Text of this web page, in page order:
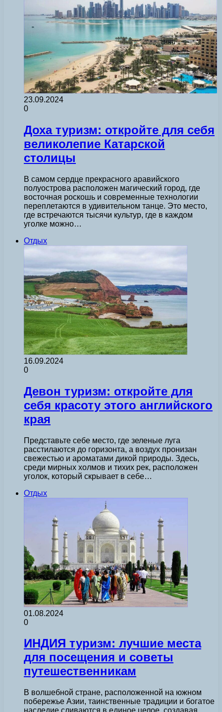
23.09.2024
0
Доха туризм: откройте для себя
великолепие Катарской
столицы
В самом сердце прекрасного аравийского
полуострова расположен магический город, где
восточная роскошь и современные технологии
переплетаются в удивительном танце. Это место,
где встречаются тысячи культур, где в каждом
уголке можно…
Отдых
16.09.2024
0
Девон туризм: откройте для
себя красоту этого английского
края
Представьте себе место, где зеленые луга
расстилаются до горизонта, а воздух пронизан
свежестью и ароматами дикой природы. Здесь,
среди мирных холмов и тихих рек, расположен
уголок, который скрывает в себе…
Отдых
01.08.2024
0
ИНДИЯ туризм: лучшие места
для посещения и советы
путешественникам
В волшебной стране, расположенной на южном
побережье Азии, таинственные традиции и богатое